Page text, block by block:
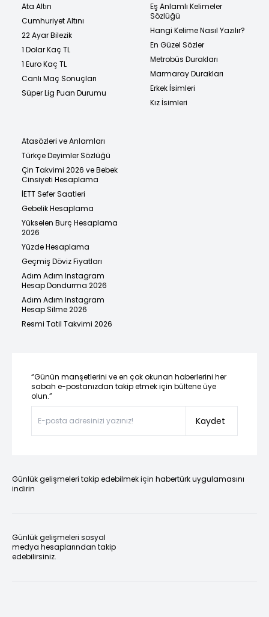
Ata Altın
Cumhuriyet Altını
22 Ayar Bilezik
1 Dolar Kaç TL
1 Euro Kaç TL
Canlı Maç Sonuçları
Süper Lig Puan Durumu
Eş Anlamlı Kelimeler
Sözlüğü
Hangi Kelime Nasıl Yazılır?
En Güzel Sözler
Metrobüs Durakları
Marmaray Durakları
Erkek İsimleri
Kız İsimleri
Atasözleri ve Anlamları
Türkçe Deyimler Sözlüğü
Çin Takvimi 2026 ve Bebek
Cinsiyeti Hesaplama
İETT Sefer Saatleri
Gebelik Hesaplama
Yükselen Burç Hesaplama
2026
Yüzde Hesaplama
Geçmiş Döviz Fiyatları
Adım Adım Instagram
Hesap Dondurma 2026
Adım Adım Instagram
Hesap Silme 2026
Resmi Tatil Takvimi 2026
“Günün manşetlerini ve en çok okunan haberlerini her
sabah e-postanızdan takip etmek için bültene üye
olun.”
Kaydet
Günlük gelişmeleri takip edebilmek için habertürk uygulamasını
indirin
Günlük gelişmeleri sosyal
medya hesaplarından takip
edebilirsiniz.